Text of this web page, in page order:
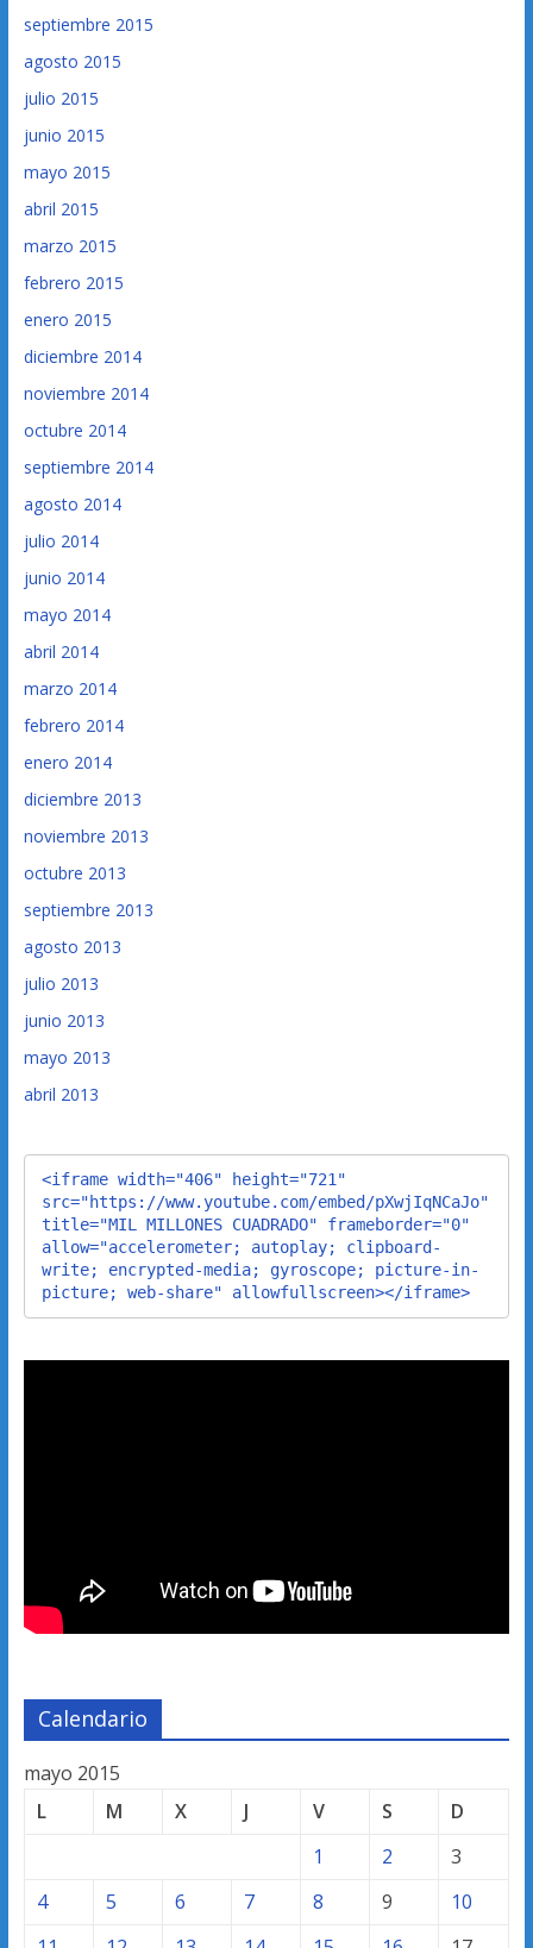
septiembre 2015
agosto 2015
julio 2015
junio 2015
mayo 2015
abril 2015
marzo 2015
febrero 2015
enero 2015
diciembre 2014
noviembre 2014
octubre 2014
septiembre 2014
agosto 2014
julio 2014
junio 2014
mayo 2014
abril 2014
marzo 2014
febrero 2014
enero 2014
diciembre 2013
noviembre 2013
octubre 2013
septiembre 2013
agosto 2013
julio 2013
junio 2013
mayo 2013
abril 2013
<iframe width="406" height="721"
src="https://www.youtube.com/embed/pXwjIqNCaJo"
title="MIL MILLONES CUADRADO" frameborder="0"
allow="accelerometer; autoplay; clipboard-
write; encrypted-media; gyroscope; picture-in-
picture; web-share" allowfullscreen></iframe>
Calendario
mayo 2015
L
M X J V S
D
1
2
3
4
5 6 7 8 9
10